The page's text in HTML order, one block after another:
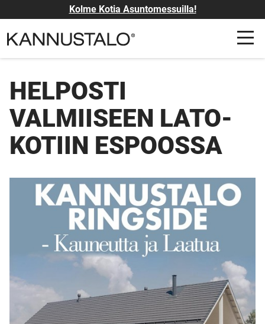
Kolme Kotia Asuntomessuilla!
HELPOSTI
VALMIISEEN LATO-
KOTIIN ESPOOSSA